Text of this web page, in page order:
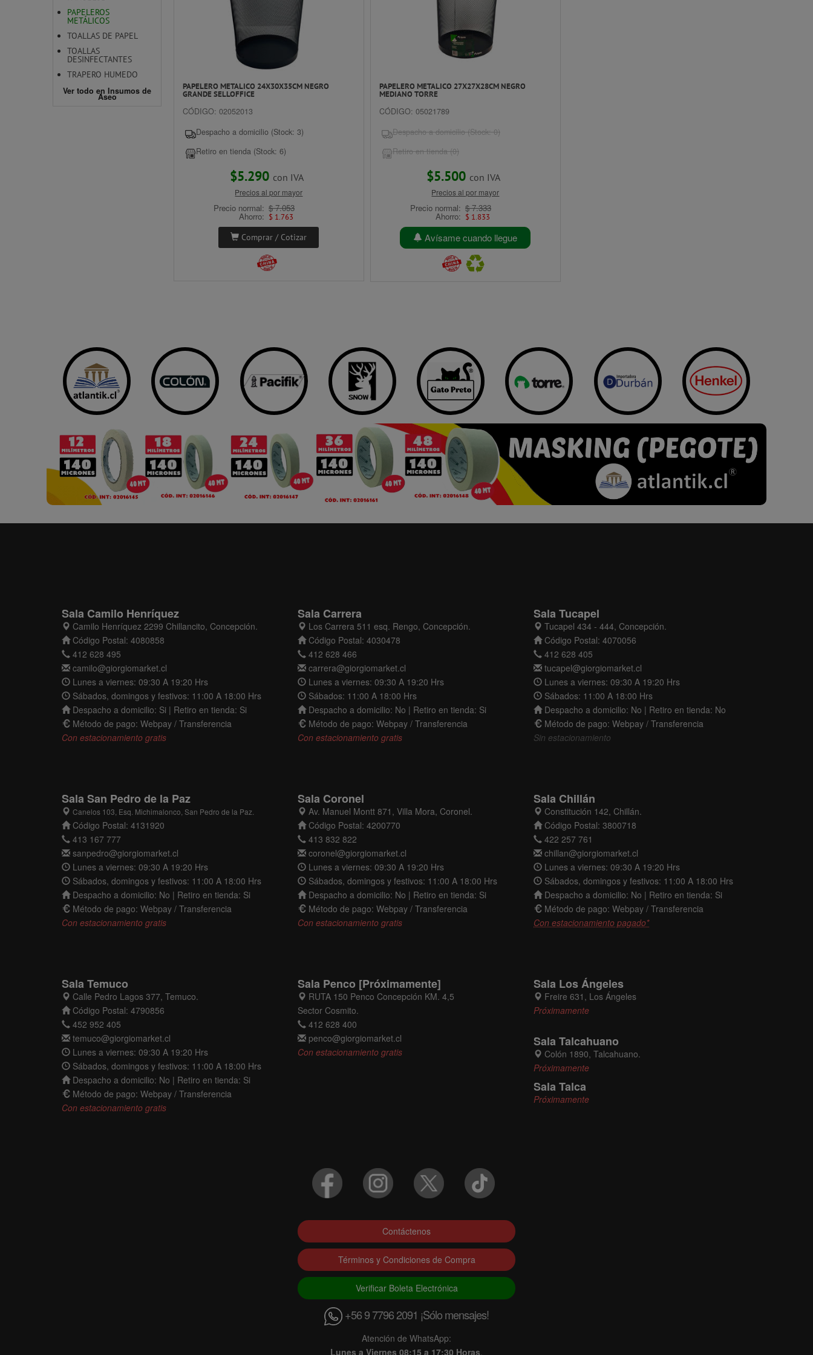
PAPELEROS
METÁLICOS
TOALLAS DE PAPEL
TOALLAS
DESINFECTANTES
TRAPERO HUMEDO
Ver todo en Insumos de
Aseo
PAPELERO METALICO 24X30X35CM NEGRO
GRANDE SELLOFFICE
CÓDIGO: 02052013
Despacho a domicilio (Stock: 3)
Retiro en tienda (Stock: 6)
$5.290 con IVA
Precios al por mayor
Precio normal: $ 7.053
Ahorro: $ 1.763
Comprar / Cotizar
PAPELERO METALICO 27X27X28CM NEGRO
MEDIANO TORRE
CÓDIGO: 05021789
Despacho a domicilio (Stock: 0)
Retiro en tienda (0)
$5.500 con IVA
Precios al por mayor
Precio normal: $ 7.333
Ahorro: $ 1.833
Avísame cuando llegue
Sala Camilo Henríquez
Camilo Henríquez 2299 Chillancito, Concepción.
Código Postal: 4080858
412 628 495
camilo@giorgiomarket.cl
Lunes a viernes: 09:30 A 19:20 Hrs
Sábados, domingos y festivos: 11:00 A 18:00 Hrs
Despacho a domicilio: Si | Retiro en tienda: Si
Método de pago: Webpay / Transferencia
Con estacionamiento gratis
Sala Carrera
Los Carrera 511 esq. Rengo, Concepción.
Código Postal: 4030478
412 628 466
carrera@giorgiomarket.cl
Lunes a viernes: 09:30 A 19:20 Hrs
Sábados: 11:00 A 18:00 Hrs
Despacho a domicilio: No | Retiro en tienda: Si
Método de pago: Webpay / Transferencia
Con estacionamiento gratis
Sala Tucapel
Tucapel 434 - 444, Concepción.
Código Postal: 4070056
412 628 405
tucapel@giorgiomarket.cl
Lunes a viernes: 09:30 A 19:20 Hrs
Sábados: 11:00 A 18:00 Hrs
Despacho a domicilio: No | Retiro en tienda: No
Método de pago: Webpay / Transferencia
Sin estacionamiento
Sala San Pedro de la Paz
Canelos 103, Esq. Michimalonco, San Pedro de la Paz.
Código Postal: 4131920
413 167 777
sanpedro@giorgiomarket.cl
Lunes a viernes: 09:30 A 19:20 Hrs
Sábados, domingos y festivos: 11:00 A 18:00 Hrs
Despacho a domicilio: No | Retiro en tienda: Si
Método de pago: Webpay / Transferencia
Con estacionamiento gratis
Sala Coronel
Av. Manuel Montt 871, Villa Mora, Coronel.
Código Postal: 4200770
413 832 822
coronel@giorgiomarket.cl
Lunes a viernes: 09:30 A 19:20 Hrs
Sábados, domingos y festivos: 11:00 A 18:00 Hrs
Despacho a domicilio: No | Retiro en tienda: Si
Método de pago: Webpay / Transferencia
Con estacionamiento gratis
Sala Chillán
Constitución 142, Chillán.
Código Postal: 3800718
422 257 761
chillan@giorgiomarket.cl
Lunes a viernes: 09:30 A 19:20 Hrs
Sábados, domingos y festivos: 11:00 A 18:00 Hrs
Despacho a domicilio: No | Retiro en tienda: Si
Método de pago: Webpay / Transferencia
Con estacionamiento pagado*
Sala Temuco
Calle Pedro Lagos 377, Temuco.
Código Postal: 4790856
452 952 405
temuco@giorgiomarket.cl
Lunes a viernes: 09:30 A 19:20 Hrs
Sábados, domingos y festivos: 11:00 A 18:00 Hrs
Despacho a domicilio: No | Retiro en tienda: Si
Método de pago: Webpay / Transferencia
Con estacionamiento gratis
Sala Penco [Próximamente]
RUTA 150 Penco Concepción KM. 4,5
Sector Cosmito.
412 628 400
penco@giorgiomarket.cl
Con estacionamiento gratis
Sala Los Ángeles
Freire 631, Los Ángeles
Próximamente
Sala Talcahuano
Colón 1890, Talcahuano.
Próximamente
Sala Talca
Próximamente
Contáctenos
Términos y Condiciones de Compra
Verificar Boleta Electrónica
+56 9 7796 2091 ¡Sólo mensajes!
Atención de WhatsApp:
Lunes a Viernes 08:15 a 17:30 Horas.